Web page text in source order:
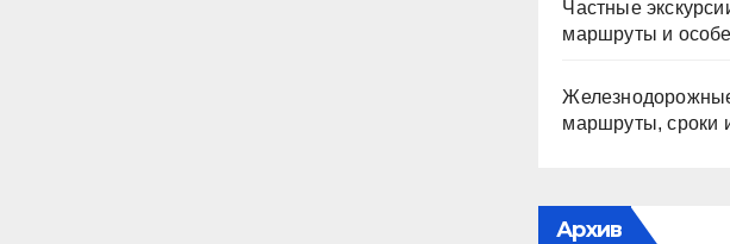
Частные
маршруты и
маршруты, сроки
Архив